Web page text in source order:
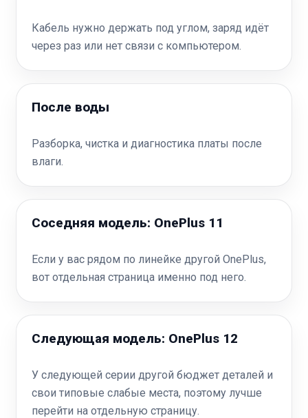
Кабель нужно держать под углом, заряд идёт
через раз или нет связи с компьютером.
После воды
Разборка, чистка и диагностика платы после
влаги.
Соседняя модель: OnePlus 11
Если у вас рядом по линейке другой OnePlus,
вот отдельная страница именно под него.
Следующая модель: OnePlus 12
У следующей серии другой бюджет деталей и
свои типовые слабые места, поэтому лучше
перейти на отдельную страницу.